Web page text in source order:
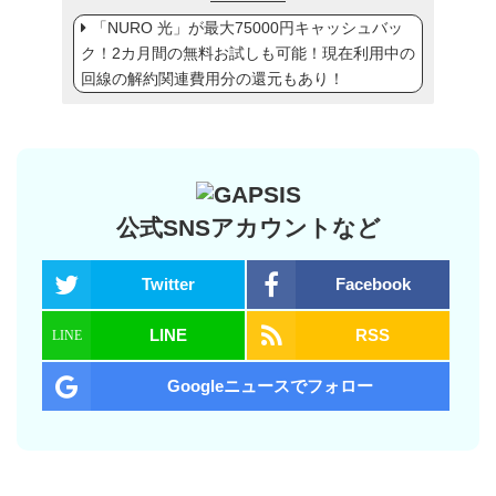
「NURO 光」が最大75000円キャッシュバッ
ク！2カ月間の無料お試しも可能！現在利用中の
回線の解約関連費用分の還元もあり！
公式SNSアカウントなど
Twitter Facebook
LINE RSS
Googleニュースでフォロー